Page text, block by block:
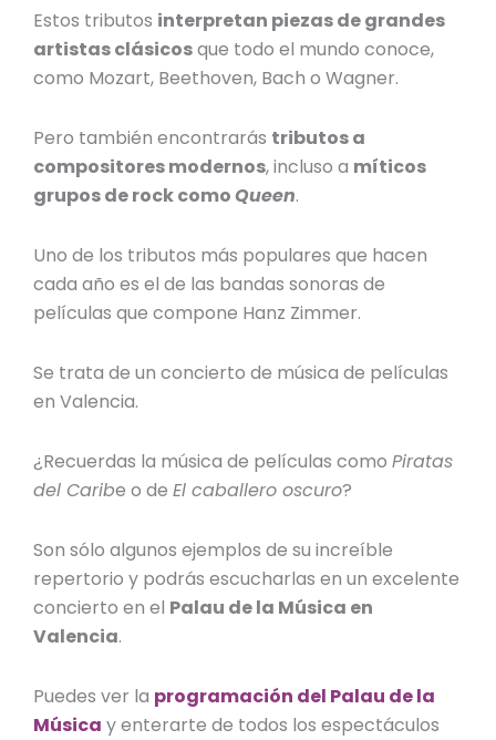
Estos tributos interpretan piezas de grandes
artistas clásicosque todo el mundo conoce,
como Mozart, Beethoven, Bach o Wagner.
Pero también encontrarás tributos a
compositores modernos, incluso a míticos
grupos de rock comoQueen.
Uno de los tributos más populares que hacen
cada año es el de las bandas sonoras de
películas que compone Hanz Zimmer.
Se trata de unconcierto de música de películas
en Valencia.
¿Recuerdas la música de películas comoPiratas
del Caribe o deEl caballero oscuro?
Son sólo algunos ejemplos de su increíble
repertorio y podrás escucharlas en un excelente
concierto en el Palau de la Música en
Valencia.
Puedes ver la programación del Palau de la
Música y enterarte de todos los espectáculos